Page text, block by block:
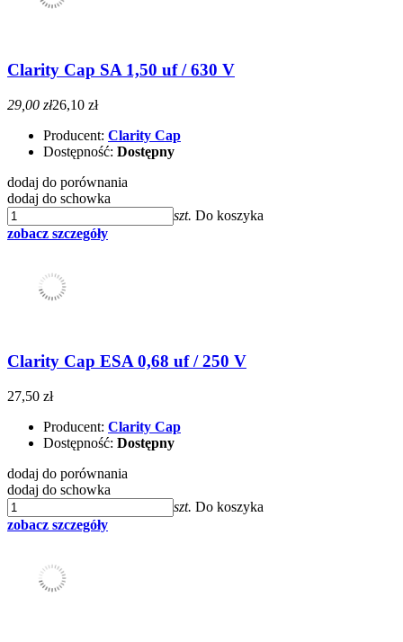
Clarity Cap SA 1,50 uf / 630 V
29,00 zł26,10 zł
Producent: Clarity Cap
Dostępność: Dostępny
dodaj do porównania
dodaj do schowka
szt. Do koszyka
zobacz szczegóły
Clarity Cap ESA 0,68 uf / 250 V
27,50 zł
Producent: Clarity Cap
Dostępność: Dostępny
dodaj do porównania
dodaj do schowka
szt. Do koszyka
zobacz szczegóły